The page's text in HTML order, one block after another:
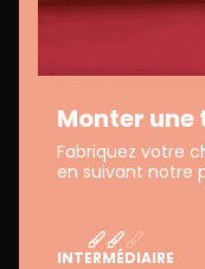
Monter une
Fabriquez votre
en suivant notre
INTERMÉDIAIRE